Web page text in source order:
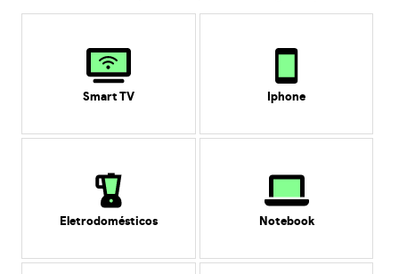
Smart TV Iphone
Eletrodomésticos Notebook